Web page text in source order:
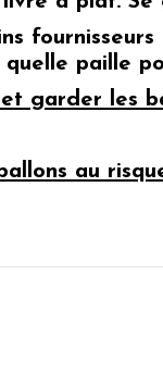
paille
garder les
au